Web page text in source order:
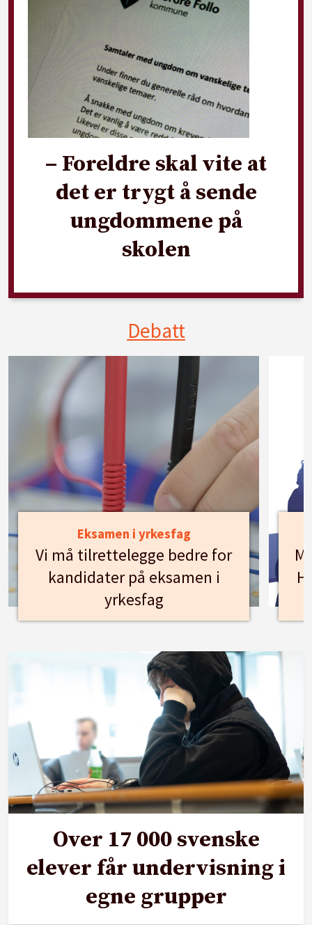
– Foreldre skal vite at
det er trygt å sende
ungdommene på
skolen
Debatt
Eksamen i yrkesfag
Vi må tilrettelegge bedre for
kandidater på eksamen i
yrkesfag
Over 17 000 svenske
elever får undervisning i
egne grupper